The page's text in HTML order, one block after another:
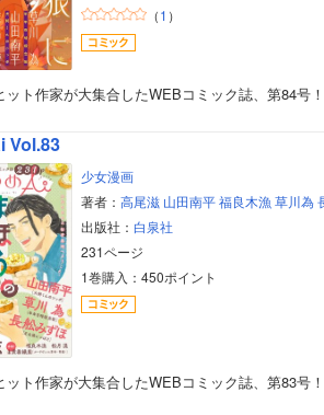
（1 ）
ット作家が大集合したWEBコミック誌、第84
Vol.83
少女漫画
著者： 高尾滋 山田南平 福良木漁 草川為
出版社： 白泉社
231ページ
1巻購入：450ポイント
ット作家が大集合したWEBコミック誌、第83